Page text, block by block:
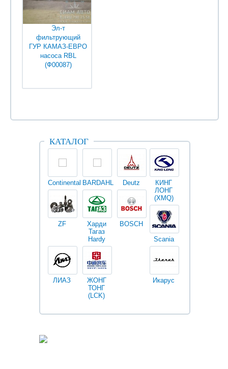
Эл-т
фильтрующий
ГУР КАМАЗ-ЕВРО
насоса RBL
(Ф00087)
менеджеров
КАТАЛОГ
Continental BARDAHL Deutz
ZF
Харди
Тагаз
Hardy
BOSCH
ЛИАЗ
ЖОНГ
ТОНГ
(LCK)
КИНГ
ЛОНГ
(XMQ)
Scania
Икарус